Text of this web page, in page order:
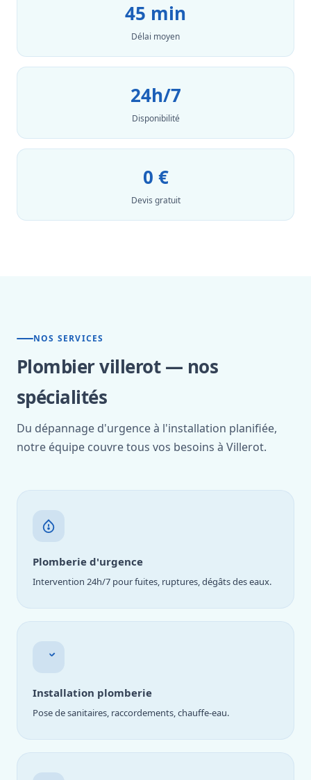
45 min
Délai moyen
24h/7
Disponibilité
0 €
Devis gratuit
NOS SERVICES
Plombier villerot — nos
spécialités
Du dépannage d'urgence à l'installation planifiée,
notre équipe couvre tous vos besoins à Villerot.
Plomberie d'urgence
Intervention 24h/7 pour fuites, ruptures, dégâts des eaux.
Installation plomberie
Pose de sanitaires, raccordements, chauffe-eau.